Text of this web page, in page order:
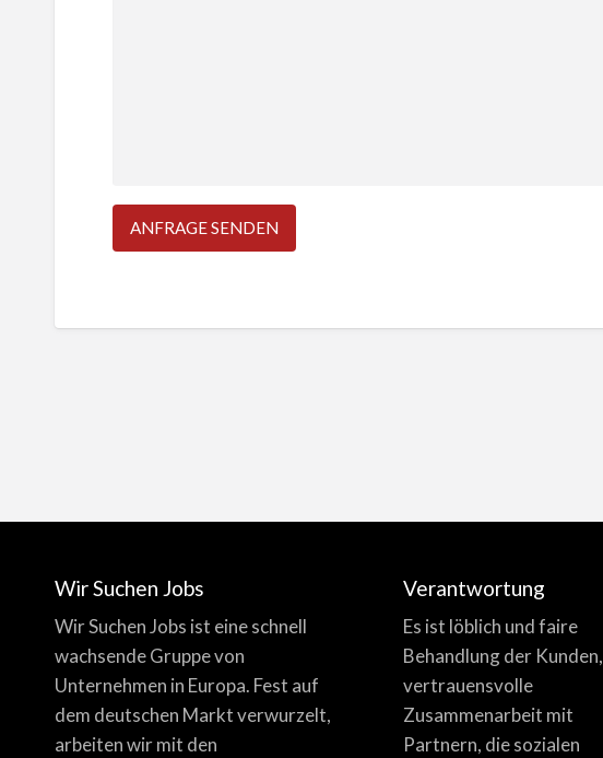
Wir Suchen Jobs
Wir Suchen Jobs ist eine schnell
wachsende Gruppe von
Unternehmen in Europa. Fest auf
dem deutschen Markt verwurzelt,
arbeiten wir mit den
Verantwortung
Es ist löblich und faire
Behandlung der Kunden,
vertrauensvolle
Zusammenarbeit mit
Partnern, die sozialen